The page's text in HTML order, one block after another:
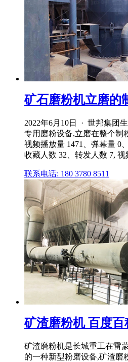
矿石磨粉机立磨的
2022年6月10日 · 世邦集团
专用磨粉设备,立磨在整个制
视频播放量 1471、弹幕量 0
收藏人数 32、转发人数 7,
联系电话: 180 3780 8511
矿渣磨粉机 百度百
矿渣磨粉机是长城重工在雷
的一种新型粉磨设备,矿渣磨